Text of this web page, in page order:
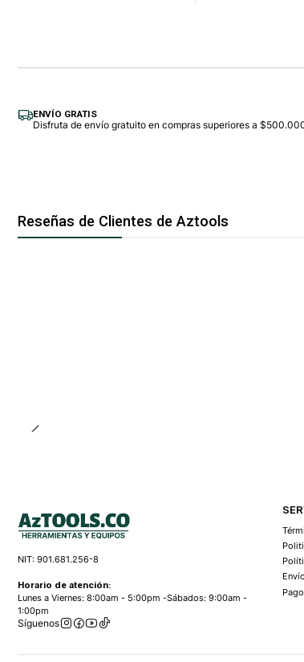
ENVÍO GRATIS
Disfruta de envío gratuito en compras superiores a
Reseñas de Clientes de Aztools
NIT: 901.681.256-8
Horario de atención:
Lunes a Viernes: 8:00am - 5:00pm -Sábados: 9:00am -
1:00pm
Síguenos